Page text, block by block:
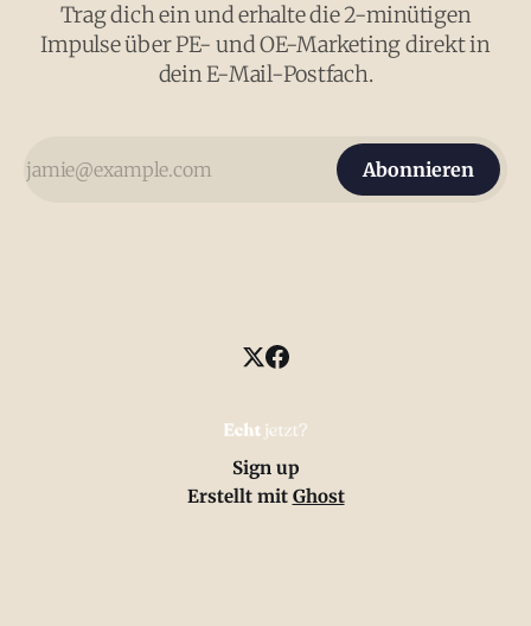
Trag dich ein und erhalte die 2-minütigen
Impulse über PE- und OE-Marketing direkt in
dein E-Mail-Postfach.
Abonnieren
Sign up
Erstellt mit Ghost